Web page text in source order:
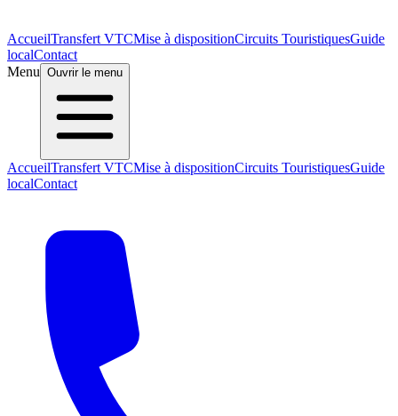
AccueilTransfert VTCMise à dispositionCircuits TouristiquesGuide
localContact
Menu Ouvrir le menu
AccueilTransfert VTCMise à dispositionCircuits TouristiquesGuide
localContact